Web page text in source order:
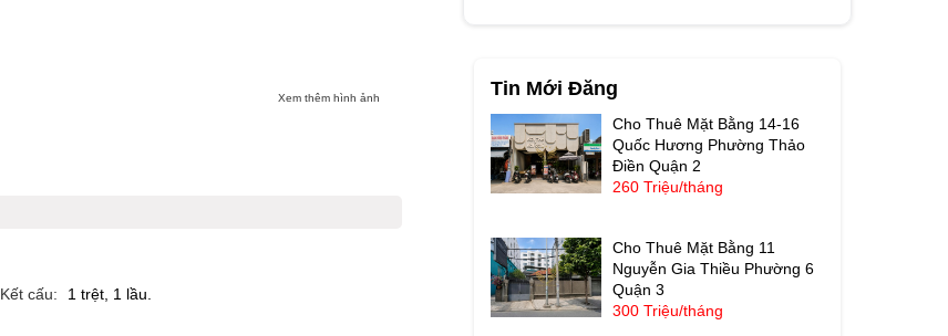
Xem thêm hình ảnh
Kết cấu: 1 trệt, 1 lầu.
Tin Mới Đăng
Cho Thuê Mặt Bằng 14-16
Quốc Hương Phường Thảo
Điền Quận 2
260 Triệu/tháng
Cho Thuê Mặt Bằng 11
Nguyễn Gia Thiều Phường 6
Quận 3
300 Triệu/tháng